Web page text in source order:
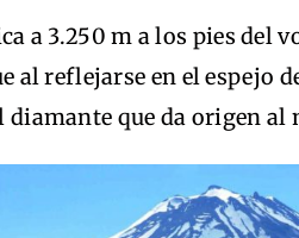
a 3.250 m a los pies del
al reflejarse en el espejo
que da origen al